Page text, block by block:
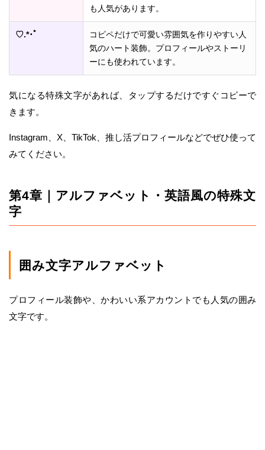
も人気があります。
♡.*･ﾟ
コピペだけで可愛い雰囲気を作りやすい人
気のハート装飾。プロフィールやストーリ
ーにも使われています。
気になる特殊文字があれば、タップするだけですぐコピーで
きます。
Instagram、X、TikTok、推し活プロフィールなどでぜひ使って
みてください。
第4章｜アルファベット・英語風の特殊文
字
囲み文字アルファベット
プロフィール装飾や、かわいい系アカウントでも人気の囲み
文字です。